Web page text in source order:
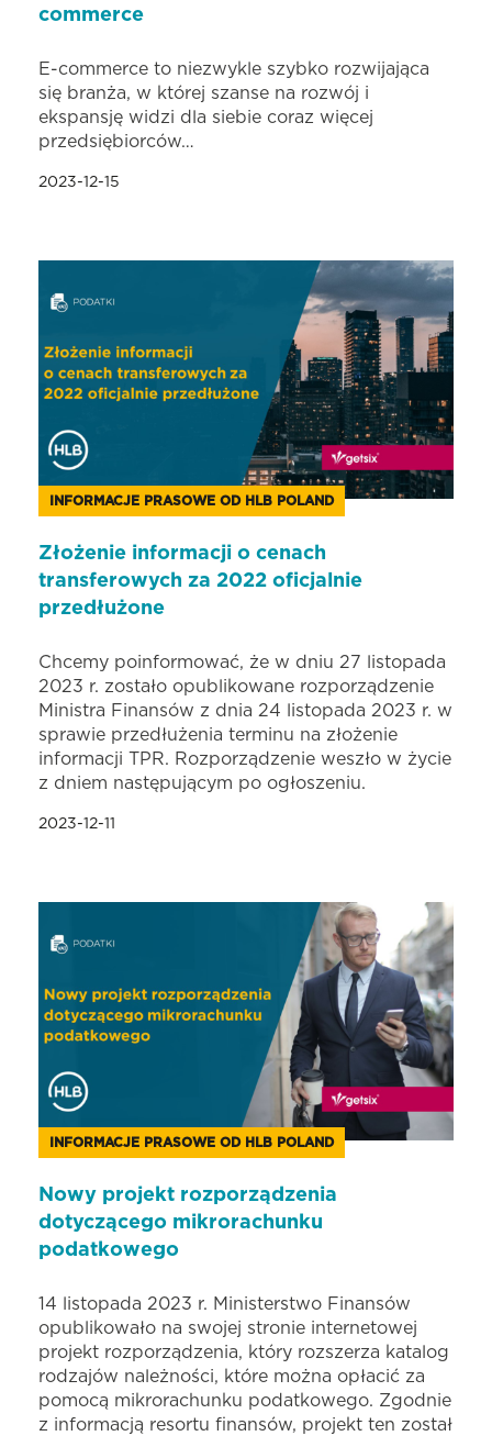
commerce
E-commerce to niezwykle szybko rozwijająca
się branża, w której szanse na rozwój i
ekspansję widzi dla siebie coraz więcej
przedsiębiorców…
2023-12-15
INFORMACJE PRASOWE OD HLB POLAND
Złożenie informacji o cenach
transferowych za 2022 oficjalnie
przedłużone
Chcemy poinformować, że w dniu 27 listopada
2023 r. zostało opublikowane rozporządzenie
Ministra Finansów z dnia 24 listopada 2023 r. w
sprawie przedłużenia terminu na złożenie
informacji TPR. Rozporządzenie weszło w życie
z dniem następującym po ogłoszeniu.
2023-12-11
INFORMACJE PRASOWE OD HLB POLAND
Nowy projekt rozporządzenia
dotyczącego mikrorachunku
podatkowego
14 listopada 2023 r. Ministerstwo Finansów
opublikowało na swojej stronie internetowej
projekt rozporządzenia, który rozszerza katalog
rodzajów należności, które można opłacić za
pomocą mikrorachunku podatkowego. Zgodnie
z informacją resortu finansów, projekt ten został